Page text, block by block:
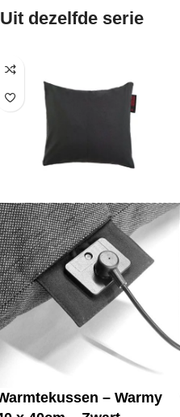
Uit dezelfde serie
– Warmy